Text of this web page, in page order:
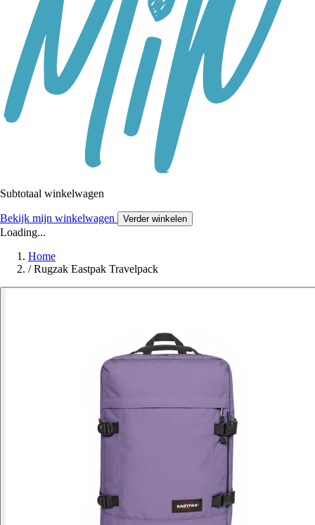
Subtotaal winkelwagen
Bekijk mijn winkelwagen Verder winkelen
Loading...
Home
/ Rugzak Eastpak Travelpack